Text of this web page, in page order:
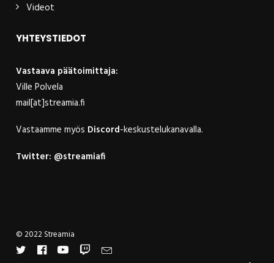
Videot
YHTEYSTIEDOT
Vastaava päätoimittaja:
Ville Polvela
mail[at]streamia.fi
Vastaamme myös Discord-keskustelukanavalla.
Twitter: @streamiafi
© 2022 Streamia